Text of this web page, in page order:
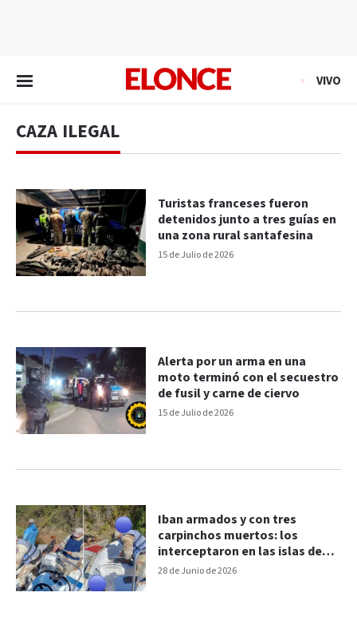
VIVO
CAZA ILEGAL
15 de Julio de 2026
Turistas franceses fueron
detenidos junto a tres guías en
una zona rural santafesina
15 de Julio de 2026
Alerta por un arma en una
moto terminó con el secuestro
de fusil y carne de ciervo
28 de Junio de 2026
Iban armados y con tres
carpinchos muertos: los
interceptaron en las islas de
Victoria